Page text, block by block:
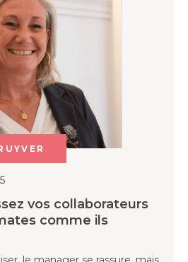
vos collaborateurs
comme ils